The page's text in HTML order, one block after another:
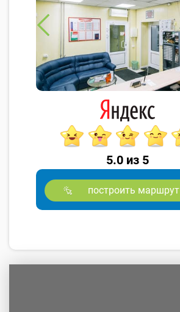
5.0 из 5
построить маршрут